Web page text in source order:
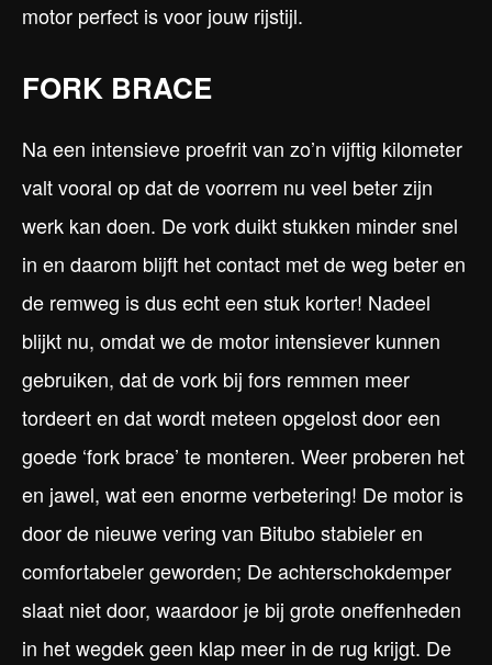
motor perfect is voor jouw rijstijl.
FORK BRACE
Na een intensieve proefrit van zo’n vijftig kilometer
valt vooral op dat de voorrem nu veel beter zijn
werk kan doen. De vork duikt stukken minder snel
in en daarom blijft het contact met de weg beter en
de remweg is dus echt een stuk korter! Nadeel
blijkt nu, omdat we de motor intensiever kunnen
gebruiken, dat de vork bij fors remmen meer
tordeert en dat wordt meteen opgelost door een
goede ‘fork brace’ te monteren. Weer proberen het
en jawel, wat een enorme verbetering! De motor is
door de nieuwe vering van Bitubo stabieler en
comfortabeler geworden; De achterschokdemper
slaat niet door, waardoor je bij grote oneffenheden
in het wegdek geen klap meer in de rug krijgt. De